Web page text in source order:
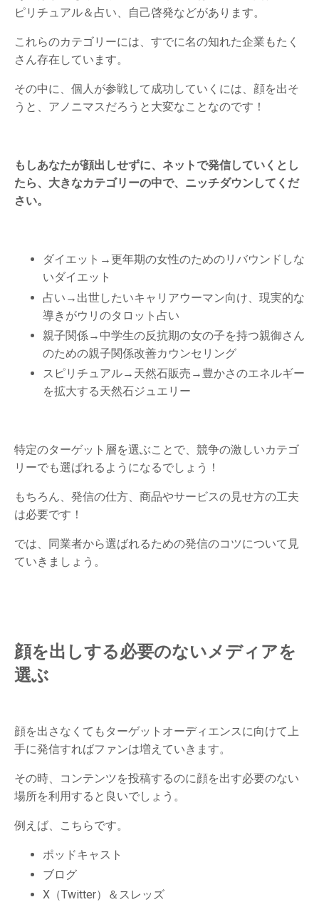
ピリチュアル＆占い、自己啓発などがあります。
これらのカテゴリーには、すでに名の知れた企業もたく
さん存在しています。
その中に、個人が参戦して成功していくには、顔を出そ
うと、アノニマスだろうと大変なことなのです！
もしあなたが顔出しせずに、ネットで発信していくとし
たら、大きなカテゴリーの中で、ニッチダウンしてくだ
さい。
ダイエット→更年期の女性のためのリバウンドしな
いダイエット
占い→出世したいキャリアウーマン向け、現実的な
導きがウリのタロット占い
親子関係→中学生の反抗期の女の子を持つ親御さん
のための親子関係改善カウンセリング
スピリチュアル→天然石販売→豊かさのエネルギー
を拡大する天然石ジュエリー
特定のターゲット層を選ぶことで、競争の激しいカテゴ
リーでも選ばれるようになるでしょう！
もちろん、発信の仕方、商品やサービスの見せ方の工夫
は必要です！
では、同業者から選ばれるための発信のコツについて見
ていきましょう。
顔を出しする必要のないメディアを
選ぶ
顔を出さなくてもターゲットオーディエンスに向けて上
手に発信すればファンは増えていきます。
その時、コンテンツを投稿するのに顔を出す必要のない
場所を利用すると良いでしょう。
例えば、こちらです。
ポッドキャスト
ブログ
X（Twitter）＆スレッズ